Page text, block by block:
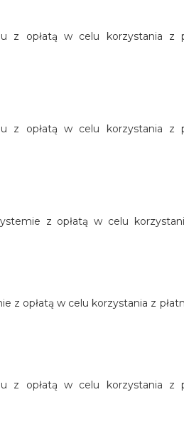
z opłatą w celu korzystania
z opłatą w celu korzystania
z opłatą w celu
z opłatą w celu korzystania z
z opłatą w celu korzystania